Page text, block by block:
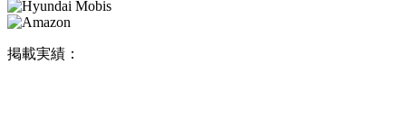
掲載実績：